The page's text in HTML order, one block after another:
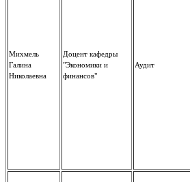
Михмель
Галина
Николаевна
Доцент кафедры
"Экономики и
финансов"
Аудит